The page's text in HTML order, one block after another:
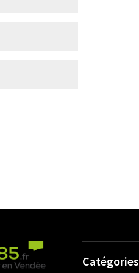
Catégories